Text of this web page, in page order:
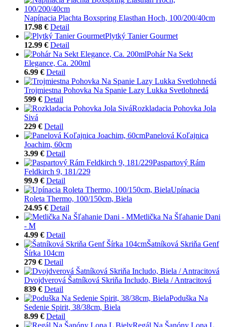
Napínacia Plachta Boxspring Elasthan Hoch, 100/200/40cm
17.98 € Detail
Plytký Tanier Gourmet
12.99 € Detail
Pohár Na Sekt
Elegance, Ca. 200ml
6.99 € Detail
Trojmiestna Pohovka Na Spanie Lazy Lukka Svetlohnedá
599 € Detail
Rozkladacia Pohovka Jola
Sivá
229 € Detail
Panelová Koľajnica
Joachim, 60cm
3.99 € Detail
Paspartový Rám
Feldkirch 9, 181/229
99.9 € Detail
Upínacia
Roleta Thermo, 100/150cm, Biela
24.95 € Detail
Metlička Na Šľahanie Dani
- M
4.99 € Detail
Šatníková Skriňa Genf
Šírka 104cm
279 € Detail
Dvojdverová Šatníková Skriňa Includo, Biela / Antracitová
839 € Detail
Poduška Na
Sedenie Spirit, 38/38cm, Biela
8.99 € Detail
Regál Na Šanóny Lona L